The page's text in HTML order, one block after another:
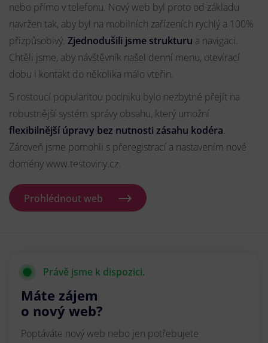
nebo přímo v telefonu. Nový web byl proto od základu
navržen tak, aby byl na mobilních zařízeních rychlý a 100%
přizpůsobivý. Zjednodušili jsme strukturu a navigaci.
Chtěli jsme, aby návštěvník našel denní menu, otevírací
dobu i kontakt do několika málo vteřin.
S rostoucí popularitou podniku bylo nezbytné přejít na
robustnější systém správy obsahu, který umožní
flexibilnější úpravy bez nutnosti zásahu kodéra.
Zároveň jsme pomohli s přeregistrací a nastavením nové
domény www.testoviny.cz.
Prohlédnout web
Právě jsme k dispozici.
Máte zájem
o nový web?
Poptáváte nový web nebo jen potřebujete